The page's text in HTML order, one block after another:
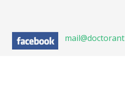
mail@doctorant